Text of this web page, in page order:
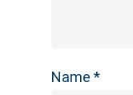
Name *